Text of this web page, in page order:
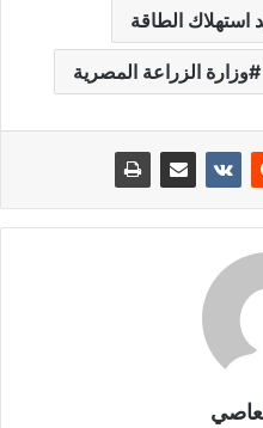
استهلاك الطاقة
وزارة الزراعة المصرية